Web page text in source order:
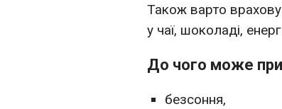
Також варто
у чаї, шоколаді,
До чого може
безсоння,